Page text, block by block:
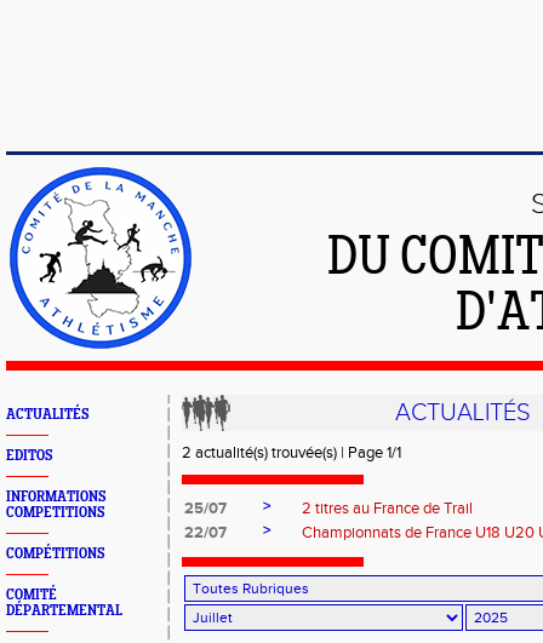
DU
ACTUALITÉS
EDITOS
INFORMATIONS
COMPETITIONS
COMPÉTITIONS
COMITÉ
DÉPARTEMENTAL
ACTUALITÉS
2 actualité(s) trouvée(s) | Page 1/1
25/07 >
2 titres au France de Trail
22/07
> Championnats de France U18 U20